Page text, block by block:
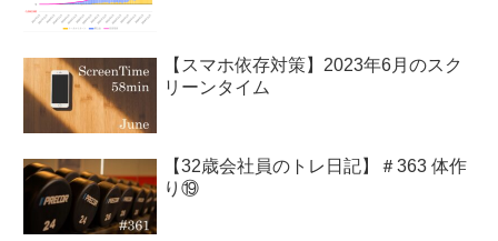
【スマホ依存対策】2023年6月のスク
リーンタイム
【32歳会社員のトレ日記】＃363 体作
り⑲